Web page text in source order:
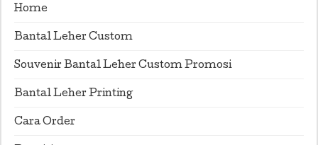
Home
Bantal Leher Custom
Souvenir Bantal Leher Custom Promosi
Bantal Leher Printing
Cara Order